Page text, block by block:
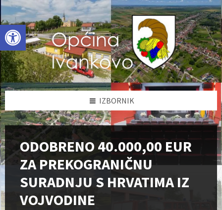
Open toolbar
Skip
to
content
Skip
to
left
sidebar
Skip
to
footer
IZBORNIK
ODOBRENO 40.000,00 EUR
ZA PREKOGRANIČNU
SURADNJU S HRVATIMA IZ
VOJVODINE